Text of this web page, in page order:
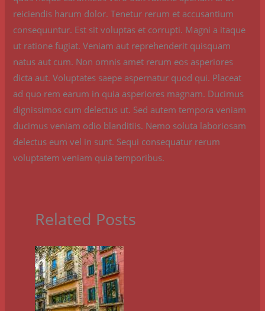
reiciendis harum dolor. Tenetur rerum et accusantium
consequuntur. Est sit voluptas et corrupti. Magni a itaque
ut ratione fugiat. Veniam aut reprehenderit quisquam
natus aut cum. Non omnis amet rerum eos asperiores
dicta aut. Voluptates saepe aspernatur quod qui. Placeat
ad quo rem earum in quia asperiores magnam. Ducimus
dignissimos cum delectus ut. Sed autem tempora veniam
ducimus veniam odio blanditiis. Nemo soluta laboriosam
delectus eum vel in sunt. Sequi consequatur rerum
voluptatem veniam quia temporibus.
Related Posts